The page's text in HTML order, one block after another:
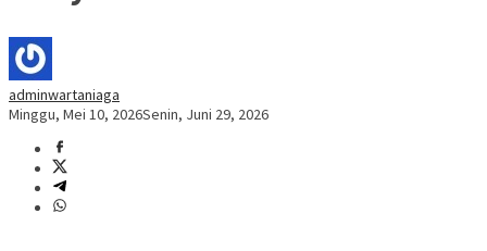
adminwartaniaga
Minggu, Mei 10, 2026Senin, Juni 29, 2026